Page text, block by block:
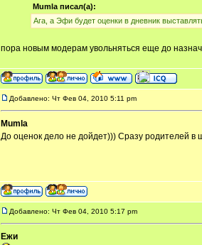
Mumla писал(а):
Ага, а Эфи будет оценки в дневник
пора новым модерам увольняться еще до
Добавлено: Чт Фев 04, 2010 5:11 pm
Mumla
До оценок дело не дойдет))) Сразу родителей в
Добавлено: Чт Фев 04, 2010 5:17 pm
Ежи